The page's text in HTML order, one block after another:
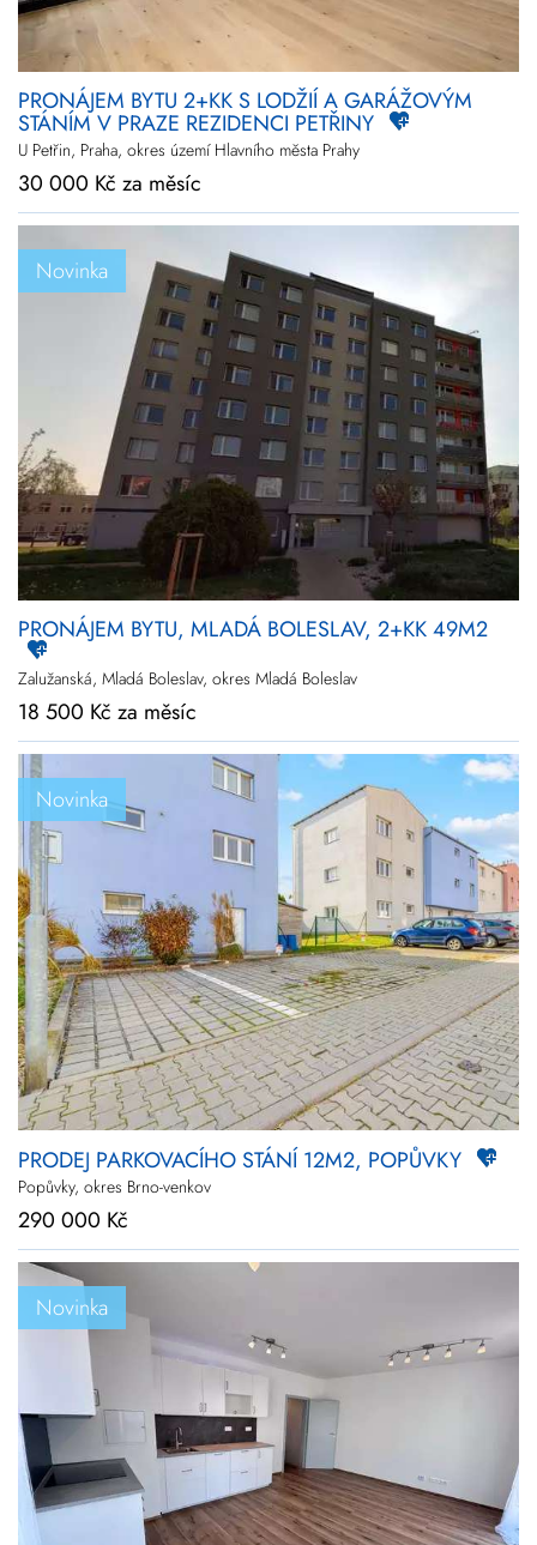
PRONÁJEM BYTU 2+KK S LODŽIÍ A GARÁŽOVÝM
STÁNÍM V PRAZE REZIDENCI PETŘINY
U Petřin, Praha, okres území Hlavního města Prahy
30 000 Kč za měsíc
Novinka
PRONÁJEM BYTU, MLADÁ BOLESLAV, 2+KK 49M2
Zalužanská, Mladá Boleslav, okres Mladá Boleslav
18 500 Kč za měsíc
Novinka
PRODEJ PARKOVACÍHO STÁNÍ 12M2, POPŮVKY
Popůvky, okres Brno-venkov
290 000 Kč
Novinka